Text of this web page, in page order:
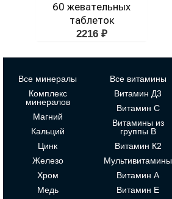
60 жевательных
таблеток
2216 ₽
Все минералы
Комплекс
минералов
Магний
Кальций
Цинк
Железо
Хром
Медь
Все витамины
Витамин Д3
Витамин С
Витамины из
группы В
Витамин К2
Мультивитамины
Витамин А
Витамин Е